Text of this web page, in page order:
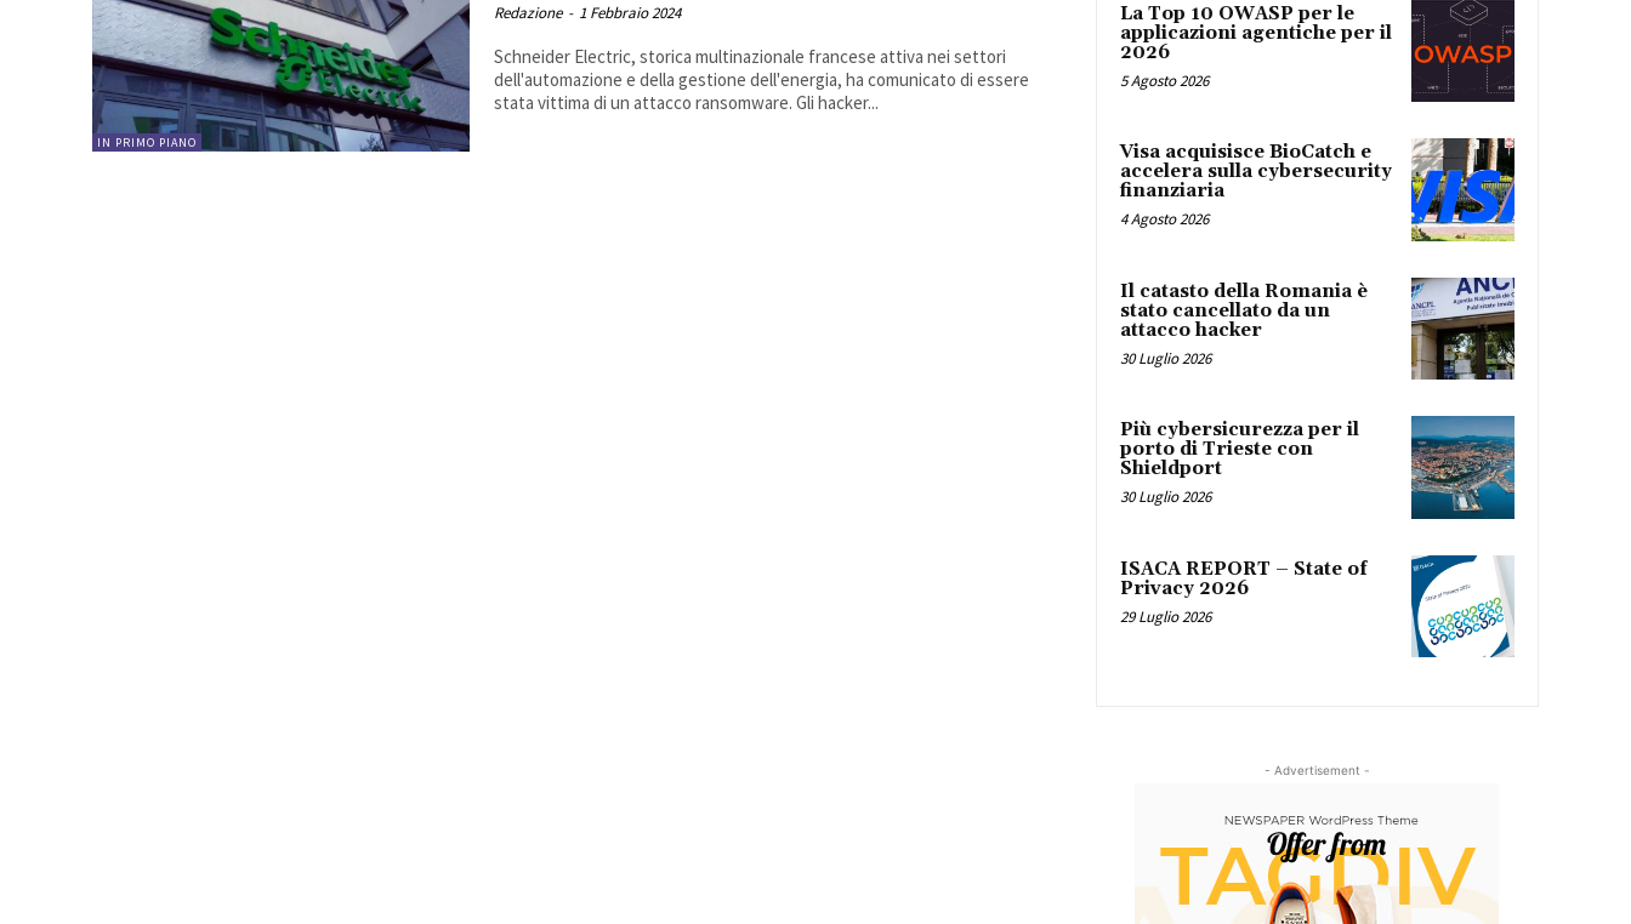
IN PRIMO PIANO
Redazione - 1 Febbraio 2024
Schneider Electric, storica multinazionale francese attiva nei settori
dell'automazione e della gestione dell'energia, ha comunicato di essere
stata vittima di un attacco ransomware. Gli hacker...
La Top 10 OWASP per le
applicazioni agentiche per il
2026
5 Agosto 2026
Visa acquisisce BioCatch e
accelera sulla cybersecurity
finanziaria
4 Agosto 2026
Il catasto della Romania è
stato cancellato da un
attacco hacker
30 Luglio 2026
Più cybersicurezza per il
porto di Trieste con
Shieldport
30 Luglio 2026
ISACA REPORT – State of
Privacy 2026
29 Luglio 2026
- Advertisement -